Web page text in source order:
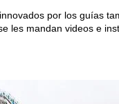
por los guías
les mandan videos e